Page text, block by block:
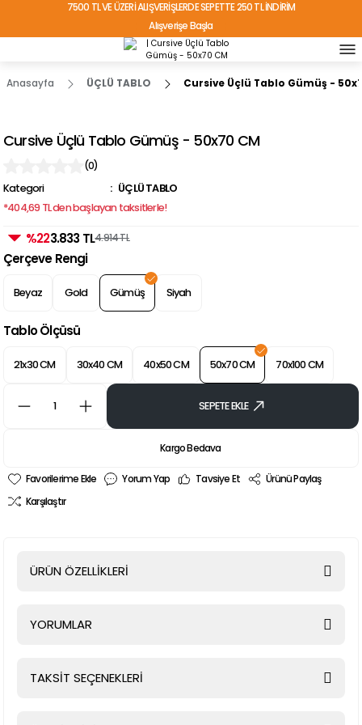
7500 TL VE ÜZERİ ALIŞVERİŞLERDE SEPETTE 250 TL İNDİRİM
Alışverişe Başla
TÜRKİYE'NİN HER YERİNE ÜCRETSİZ KARGO!
Anasayfa ÜÇLÜ TABLO Cursive Üçlü Tablo Gümüş -
Cursive Üçlü Tablo Gümüş - 50x70 CM
(0)
Kategori
ÜÇLÜ TABLO
*404,69 TL den başlayan taksitlerle!
%223.833 TL4.914 TL
Çerçeve Rengi
Beyaz Gold Gümüş Siyah
Tablo Ölçüsü
21x30 CM 30x40 CM 40x50 CM 50x70 CM 70x100 CM
SEPETE EKLE
Kargo Bedava
Yorum Yap Tavsiye Et
Ürünü Paylaş
Karşılaştır
ÜRÜN ÖZELLİKLERİ
YORUMLAR
TAKSİT SEÇENEKLERİ